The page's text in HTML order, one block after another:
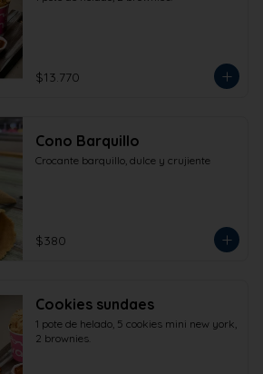
$13.770
Cono Barquillo
Crocante barquillo, dulce y crujiente
$380
Cookies sundaes
1 pote de helado, 5 cookies mini new york,
2 brownies.